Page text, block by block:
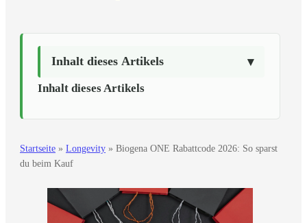
Inhalt dieses Artikels
Inhalt dieses Artikels
Startseite » Longevity » Biogena ONE Rabattcode 2026: So sparst
du beim Kauf